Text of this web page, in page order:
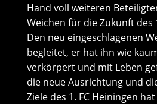
Hand voll weiteren
Weichen für die Zukunft des
Den neu eingeschlagenen
begleitet, er hat ihn wie
verkörpert und mit Leben
die neue Ausrichtung und
Ziele des 1. FC Heiningen